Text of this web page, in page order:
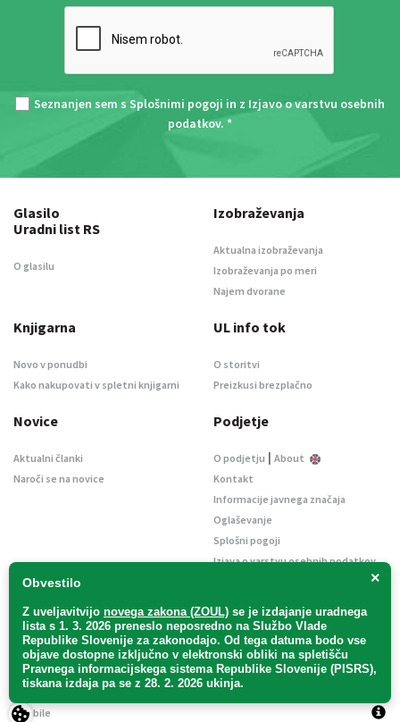
Seznanjen sem s Splošnimi pogoji in z Izjavo o varstvu osebnih
podatkov. *
×
Obvestilo
Z uveljavitvijo novega zakona (ZOUL) se je izdajanje uradnega
lista s 1. 3. 2026 preneslo neposredno na Službo Vlade
Republike Slovenije za zakonodajo. Od tega datuma bodo vse
objave dostopne izključno v elektronski obliki na spletišču
Pravnega informacijskega sistema Republike Slovenije (PISRS),
tiskana izdaja pa se z 28. 2. 2026 ukinja.
Glasilo
Uradni list RS
O glasilu
Izobraževanja
Aktualna izobraževanja
Izobraževanja po meri
Najem dvorane
Knjigarna
Novo v ponudbi
Kako nakupovati v spletni knjigarni
UL info tok
O storitvi
Preizkusi brezplačno
Novice
Aktualni članki
Naroči se na novice
Podjetje
O podjetju | About
Kontakt
Informacije javnega značaja
Oglaševanje
Splošni pogoji
Izjava o varstvu osebnih podatkov
Uradni list d. o. o. – v likvidaciji / Vse pravice pridržane.
2Mobile